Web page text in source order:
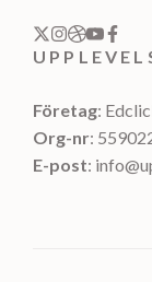
Företag:
Org-nr:
E-post: